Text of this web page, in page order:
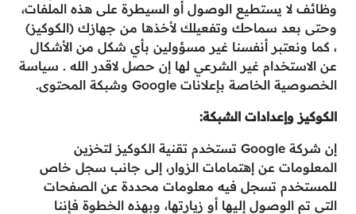
وظائف لا يستطيع الوصول أو السيطرة على هذه الملفات،
وحتى بعد سماحك وتفعيلك لأخذها من جهازك (الكوكيز)
، كما ونعتبر أنفسنا غير مسؤولين بأي شكل من الأشكال
عن الاستخدام غير الشرعي لها إن حصل لاقدر الله . سياسة
الخصوصية الخاصة بإعلانات Google وشبكة المحتوى.
الكوكيز وإعدادات الشبكة:
إن شركة Google تستخدم تقنية الكوكيز لتخزين
المعلومات عن إهتمامات الزوار، إلى جانب سجل خاص
للمستخدم تسجل فيه معلومات محددة عن الصفحات
التي تم الوصول إليها أو زيارتها، وبهذه الخطوة فإننا